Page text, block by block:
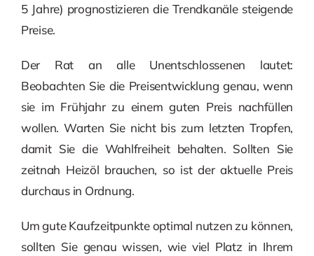
5 Jahre) prognostizieren die Trendkanäle steigende
Preise.
Der Rat an alle Unentschlossenen lautet:
Beobachten Sie die Preisentwicklung genau, wenn
sie im Frühjahr zu einem guten Preis nachfüllen
wollen. Warten Sie nicht bis zum letzten Tropfen,
damit Sie die Wahlfreiheit behalten. Sollten Sie
zeitnah Heizöl brauchen, so ist der aktuelle Preis
durchaus in Ordnung.
Um gute Kaufzeitpunkte optimal nutzen zu können,
sollten Sie genau wissen, wie viel Platz in Ihrem